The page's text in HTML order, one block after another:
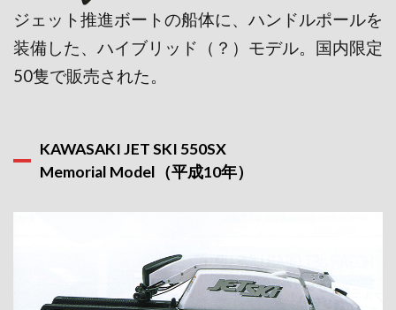
ジェット推進ボートの船体に、ハンドルポールを
装備した、ハイブリッド（？）モデル。国内限定
50隻で販売された。
KAWASAKI JET SKI 550SX
Memorial Model（平成10年）